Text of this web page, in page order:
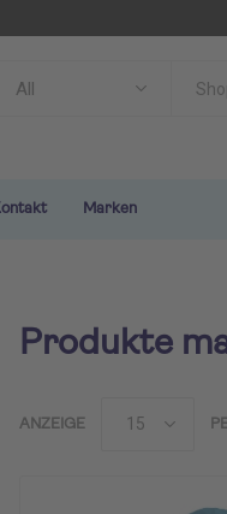
Marken
Produkte
ANZEIGE